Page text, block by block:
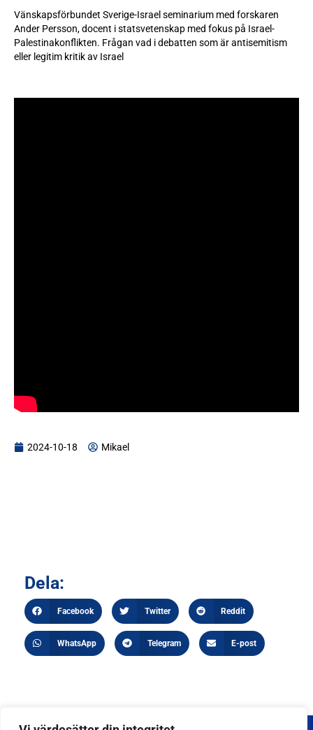
Vänskapsförbundet Sverige-Israel seminarium med forskaren
Ander Persson, docent i statsvetenskap med fokus på Israel-
Palestinakonflikten. Frågan vad i debatten som är antisemitism
eller legitim kritik av Israel
2024-10-18 Mikael
Dela:
Facebook Twitter Reddit
WhatsApp Telegram E-post